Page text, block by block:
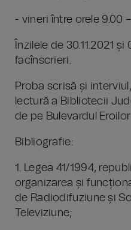
- vineri între orele 9.00
Înzilele de 30.11.2021 și
facînscrieri.
Proba scrisă și
lectură a Bibliotecii
de pe Bulevardul
Bibliografie:
1. Legea 41/1994,
organizarea și
de Radiodifuziune și
Televiziune;